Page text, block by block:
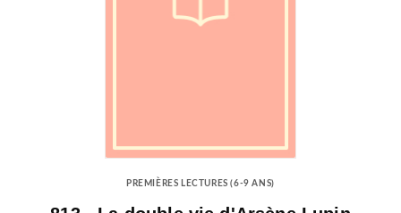
PREMIÈRES LECTURES (6-9 ANS)